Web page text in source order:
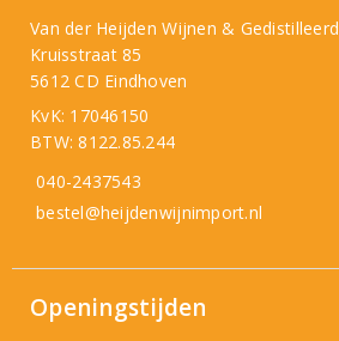
Van der Heijden Wijnen & Gedistilleerd
Kruisstraat 85
5612 CD Eindhoven
KvK: 17046150
BTW: 8122.85.244
040-2437543
bestel@heijdenwijnimport.nl
Openingstijden